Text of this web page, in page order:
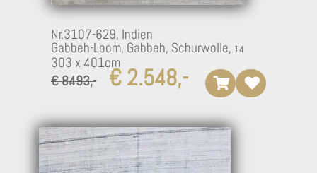
10
Nr.3107-629, Indien
Gabbeh-Loom, Gabbeh, Schurwolle,
303 x 401cm
€ 8.493,-
€ 2.548,-